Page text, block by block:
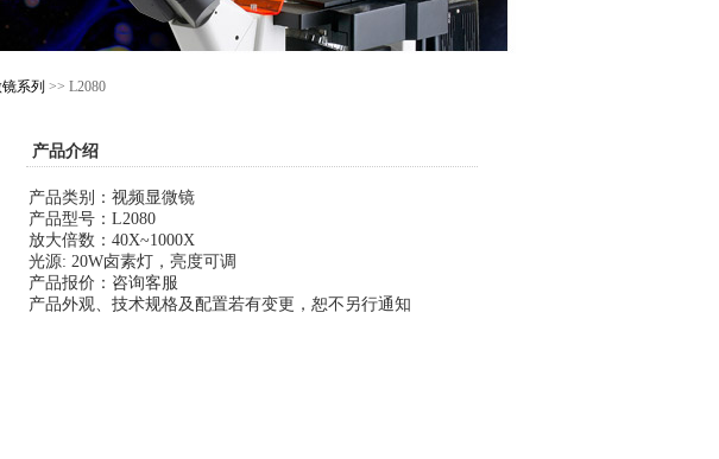
系列 >> L2080
产品介绍
产品类别：视频显微镜
产品型号：L2080
放大倍数：40X~1000X
光源: 20W卤素灯，亮度可调
产品报价：咨询客服
产品外观、技术规格及配置若有变更，恕不另行通知